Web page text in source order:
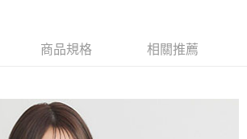
，選擇欲分期的期數、繳款截止日，確認付款後即完
未通過狀況，表示未達大哥付你分期系統評分，恕無
」】
、不需綁卡、不需儲值。
，簡訊認證，即可結帳。
／服務後，再付款。
商品規格 相關推薦